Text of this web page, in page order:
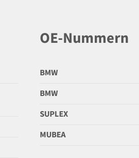
OE-Nummern
BMW
BMW
SUPLEX
MUBEA